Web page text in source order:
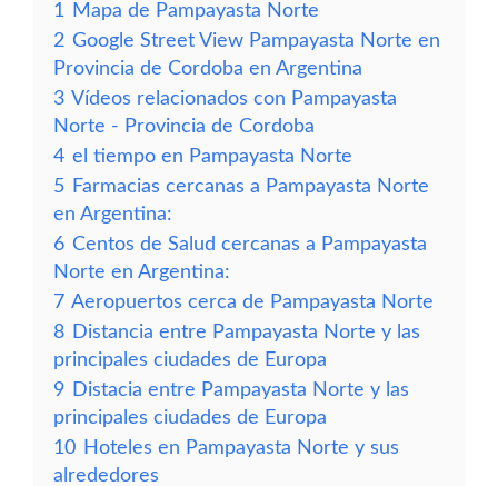
1
Mapa de Pampayasta Norte
2 Google Street View Pampayasta Norte en
Provincia de Cordoba en Argentina
3 Vídeos relacionados con Pampayasta
Norte - Provincia de Cordoba
4 el tiempo en Pampayasta Norte
5 Farmacias cercanas a Pampayasta Norte
en Argentina:
6 Centos de Salud cercanas a Pampayasta
Norte en Argentina:
7 Aeropuertos cerca de Pampayasta Norte
8 Distancia entre Pampayasta Norte y las
principales ciudades de Europa
9 Distacia entre Pampayasta Norte y las
principales ciudades de Europa
10 Hoteles en Pampayasta Norte y sus
alrededores